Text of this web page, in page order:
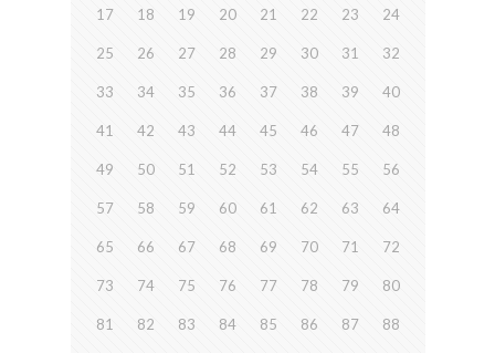
17 18 19 20 21 22 23 24
25 26 27 28 29 30 31 32
33 34 35 36 37 38 39 40
41 42 43 44 45 46 47 48
49 50 51 52 53 54 55 56
57 58 59 60 61 62 63 64
65 66 67 68 69 70 71 72
73 74 75 76 77 78 79 80
81 82 83 84 85 86 87 88